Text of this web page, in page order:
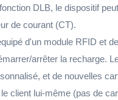
DLB, le dispositif
de courant (CT).
d'un module RFID et
arrêter la recharge.
et de nouvelles
client lui-même (pas de